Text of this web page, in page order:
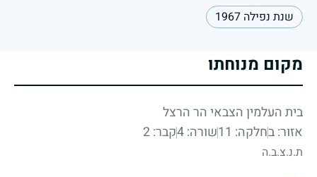
שנת נפילה 1967
מקום מנוחתו
בית העלמין הצבאי הר הרצל
אזור: בחלקה: 11 שורה: 4 קבר: 2
ת.נ.צ.ב.ה